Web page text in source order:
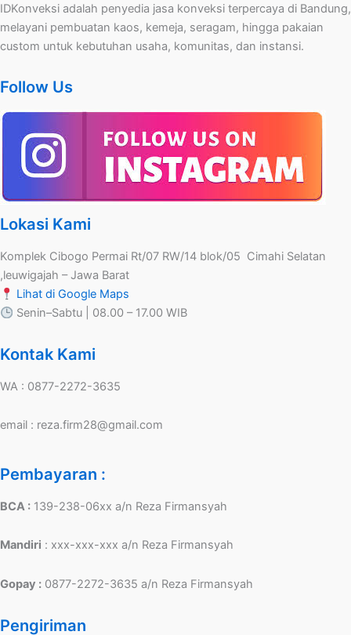
IDKonveksi adalah penyedia jasa konveksi terpercaya di Bandung,
melayani pembuatan kaos, kemeja, seragam, hingga pakaian
custom untuk kebutuhan usaha, komunitas, dan instansi.
Follow Us
Lokasi Kami
Komplek Cibogo Permai Rt/07 RW/14 blok/05 Cimahi Selatan
,leuwigajah – Jawa Barat
Lihat di Google Maps
Senin–Sabtu | 08.00 – 17.00 WIB
Kontak Kami
WA : 0877-2272-3635
email : reza.firm28@gmail.com
Pembayaran :
BCA : 139-238-06xx a/n Reza Firmansyah
Mandiri : xxx-xxx-xxx a/n Reza Firmansyah
Gopay : 0877-2272-3635 a/n Reza Firmansyah
Pengiriman